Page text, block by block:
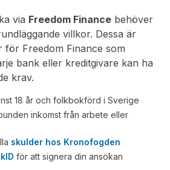
via Freedom Finance behöver
villkor. Dessa är
för Freedom Finance som
bank eller kreditgivare kan ha
krav.
18 år och folkbokförd i Sverige
inkomst från arbete eller
skulder hos Kronofogden
för att signera din ansökan